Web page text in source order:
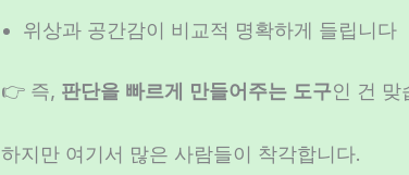
위상과 공간감이 비교적 명확하게 들립니다
👉 즉, 판단을 빠르게 만들어주는 도구인 건 맞
하지만 여기서 많은 사람들이 착각합니다.